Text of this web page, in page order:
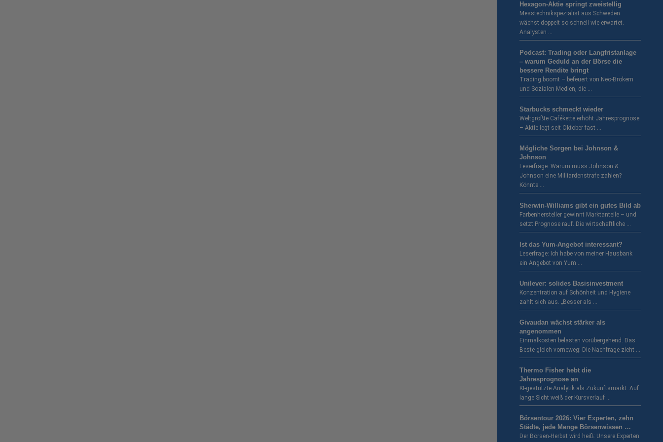
Hexagon-Aktie springt zweistellig
Messtechnikspezialist aus Schweden
wächst doppelt so schnell wie erwartet.
Analysten …
Podcast: Trading oder Langfristanlage
– warum Geduld an der Börse die
bessere Rendite bringt
Trading boomt – befeuert von Neo-Brokern
und Sozialen Medien, die …
Starbucks schmeckt wieder
Weltgrößte Cafékette erhöht Jahresprognose
– Aktie legt seit Oktober fast …
Mögliche Sorgen bei Johnson &
Johnson
Leserfrage: Warum muss Johnson &
Johnson eine Milliardenstrafe zahlen?
Könnte …
Sherwin-Williams gibt ein gutes Bild ab
Farbenhersteller gewinnt Marktanteile – und
setzt Prognose rauf. Die wirtschaftliche …
Ist das Yum-Angebot interessant?
Leserfrage: Ich habe von meiner Hausbank
ein Angebot von Yum …
Unilever: solides Basisinvestment
Konzentration auf Schönheit und Hygiene
zahlt sich aus. „Besser als …
Givaudan wächst stärker als
angenommen
Einmalkosten belasten vorübergehend. Das
Beste gleich vorneweg: Die Nachfrage zieht …
Thermo Fisher hebt die
Jahresprognose an
KI-gestützte Analytik als Zukunftsmarkt. Auf
lange Sicht weiß der Kursverlauf …
Börsentour 2026: Vier Experten, zehn
Städte, jede Menge Börsenwissen …
Der Börsen-Herbst wird heiß: Unsere Experten